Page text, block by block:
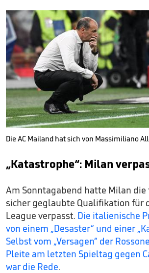
Die AC Mailand hat sich von Massimiliano
„Katastrophe“: Milan
Am Sonntagabend hatte Milan die
sicher geglaubte Qualifikation für
League verpasst. Die italienische
von einem „Desaster“ und einer
Selbst vom „Versagen“ der
Pleite am letzten Spieltag gegen
war die Rede.